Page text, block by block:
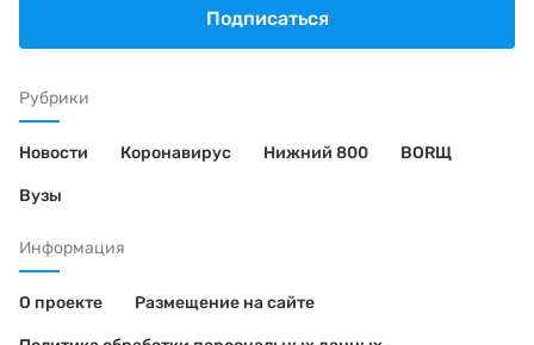
Рубрики
Новости Коронавирус Нижний 800 BORЩ
Вузы
Информация
О проекте Размещение на сайте
Подписаться